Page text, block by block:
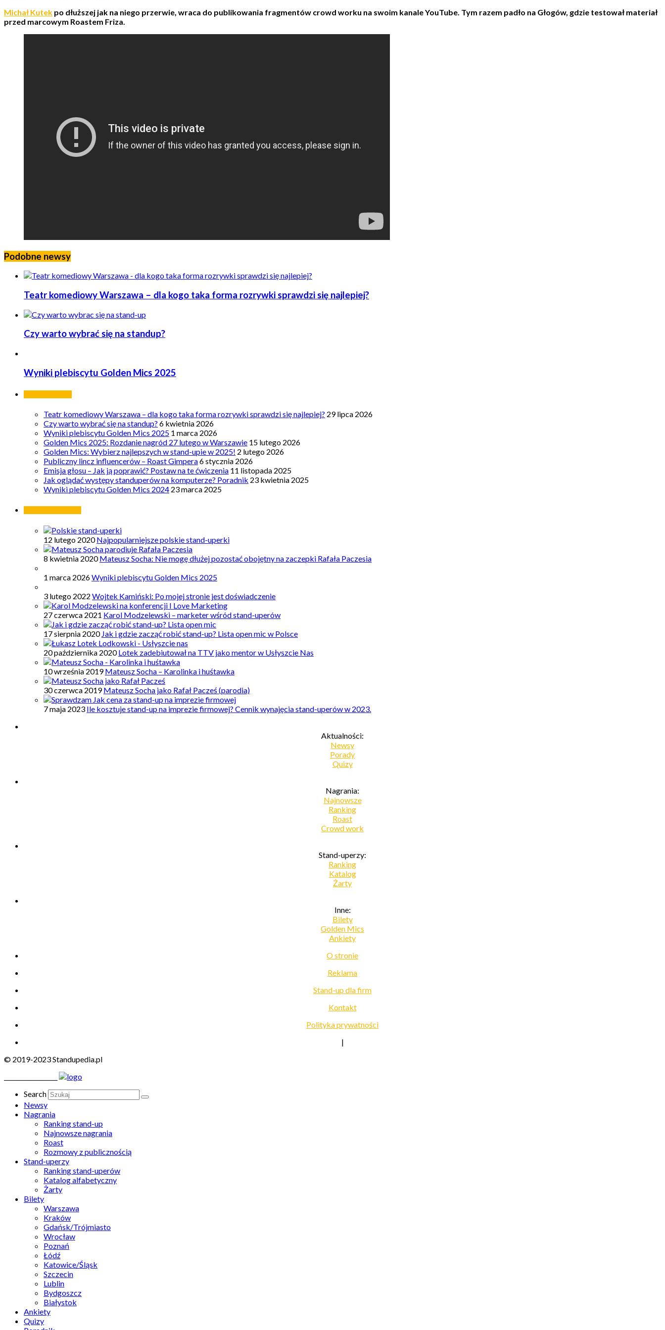
Michał Kutek po dłuższej jak na niego przerwie, wraca do publikowania fragmentów crowd worku na swoim kanale YouTube. Tym razem padło na Głogów, gdzie testował materiał
przed marcowym Roastem Friza.
Podobne newsy
Teatr komediowy Warszawa – dla kogo taka forma rozrywki sprawdzi się najlepiej?
Czy warto wybrać się na standup?
Wyniki plebiscytu Golden Mics 2025
Teatr komediowy Warszawa – dla kogo taka forma rozrywki sprawdzi się najlepiej? 29 lipca 2026
Czy warto wybrać się na standup? 6 kwietnia 2026
Wyniki plebiscytu Golden Mics 2025 1 marca 2026
Golden Mics 2025: Rozdanie nagród 27 lutego w Warszawie 15 lutego 2026
Golden Mics: Wybierz najlepszych w stand-upie w 2025! 2 lutego 2026
Publiczny lincz influencerów – Roast Gimpera6 stycznia 2026
Emisja głosu – Jak ją poprawić? Postaw na te ćwiczenia 11 listopada 2025
Jak oglądać występy standuperów na komputerze? Poradnik 23 kwietnia 2025
Wyniki plebiscytu Golden Mics 2024 23 marca 2025
12 lutego 2020 Najpopularniejsze polskie stand-uperki
8 kwietnia 2020 Mateusz Socha: Nie mogę dłużej pozostać obojętny na zaczepki Rafała Paczesia
1 marca 2026Wyniki plebiscytu Golden Mics 2025
3 lutego 2022 Wojtek Kamiński: Po mojej stronie jest doświadczenie
27 czerwca 2021 Karol Modzelewski – marketer wśród stand-uperów
17 sierpnia 2020 Jak i gdzie zacząć robić stand-up? Lista open mic w Polsce
20 października 2020 Lotek zadebiutował na TTV jako mentor w Usłyszcie Nas
10 września 2019 Mateusz Socha – Karolinka i huśtawka
30 czerwca 2019 Mateusz Socha jako Rafał Pacześ (parodia)
7 maja 2023 Ile kosztuje stand-up na imprezie firmowej? Cennik wynajęcia stand-uperów w 2023.
Aktualności:
Newsy
Porady
Quizy
Nagrania:
Najnowsze
Ranking
Roast
Crowd work
Stand-uperzy:
Ranking
Katalog
Żarty
Inne:
Bilety
Golden Mics
Ankiety
O stronie
Reklama
Stand-up dla firm
Kontakt
Polityka prywatności
|
© 2019-2023 Standupedia.pl
Search
Newsy
Nagrania
Ranking stand-up
Najnowsze nagrania
Roast
Rozmowy z publicznością
Stand-uperzy
Ranking stand-uperów
Katalog alfabetyczny
Żarty
Bilety
Warszawa
Kraków
Gdańsk/Trójmiasto
Wrocław
Poznań
Łódź
Katowice/Śląsk
Szczecin
Lublin
Bydgoszcz
Białystok
Ankiety
Quizy